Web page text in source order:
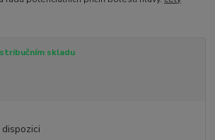
skladu